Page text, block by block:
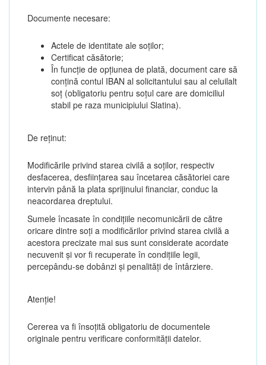
Documente necesare:
Actele de identitate ale soților;
Certificat căsătorie;
În funcție de opțiunea de plată, document care să
conțină contul IBAN al solicitantului sau al celuilalt
soț (obligatoriu pentru soțul care are domiciliul
stabil pe raza municipiului Slatina).
De reținut:
Modificările privind starea civilă a soților, respectiv
desfacerea, desființarea sau încetarea căsătoriei care
intervin până la plata sprijinului financiar, conduc la
neacordarea dreptului.
Sumele încasate în condițiile necomunicării de către
oricare dintre soți a modificărilor privind starea civilă a
acestora precizate mai sus sunt considerate acordate
necuvenit și vor fi recuperate în condițiile legii,
percepându-se dobânzi și penalități de întârziere.
Atenţie!
Cererea va fi însoțită obligatoriu de documentele
originale pentru verificare conformității datelor.